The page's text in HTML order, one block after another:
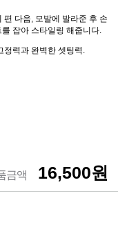
다음, 모발에 발라준 후 손
잡아 스타일링 해줍니다.
정력과 완벽한 셋팅력.
금액 16,500원